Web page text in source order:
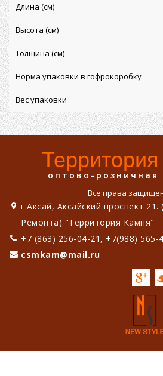
Длина (см)
Высота (см)
Толщина (см)
Норма упаковки в гофрокоробку
Вес упаковки
оптово-розничная
Все права
г.Аксай, Аксайский проспект
Ремонта) "Территория Камня"
+7 (863) 256-04-21, +7(988) 565-
csmkam@mail.ru